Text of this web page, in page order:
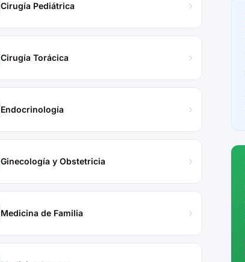
Cirugía Pediátrica
Cirugía Torácica
Endocrinología
Ginecología y Obstetricia
Medicina de Familia